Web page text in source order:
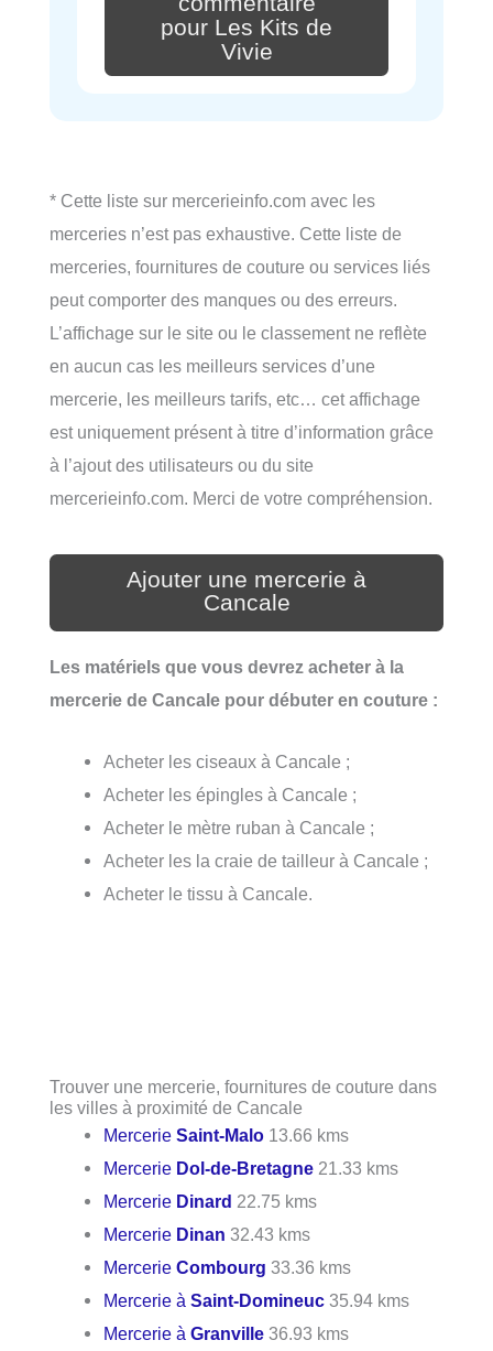
pour Les Kits de
Vivie
* Cette liste sur mercerieinfo.com avec les
merceries n’est pas exhaustive. Cette liste de
merceries, fournitures de couture ou services liés
peut comporter des manques ou des erreurs.
L’affichage sur le site ou le classement ne reflète
en aucun cas les meilleurs services d’une
mercerie, les meilleurs tarifs, etc… cet affichage
est uniquement présent à titre d’information grâce
à l’ajout des utilisateurs ou du site
mercerieinfo.com. Merci de votre compréhension.
Ajouter une mercerie à
Cancale
Les matériels que vous devrez acheter à la
mercerie de Cancale pour débuter en couture :
Acheter les ciseaux à Cancale ;
Acheter les épingles à Cancale ;
Acheter le mètre ruban à Cancale ;
Acheter les la craie de tailleur à Cancale ;
Acheter le tissu à Cancale.
Trouver une mercerie, fournitures de couture dans
les villes à proximité de Cancale
MercerieSaint-Malo 13.66 kms
Mercerie Dol-de-Bretagne 21.33 kms
Mercerie Dinard 22.75 kms
Mercerie Dinan 32.43 kms
MercerieCombourg 33.36 kms
Mercerie àSaint-Domineuc 35.94 kms
Mercerie àGranville 36.93 kms